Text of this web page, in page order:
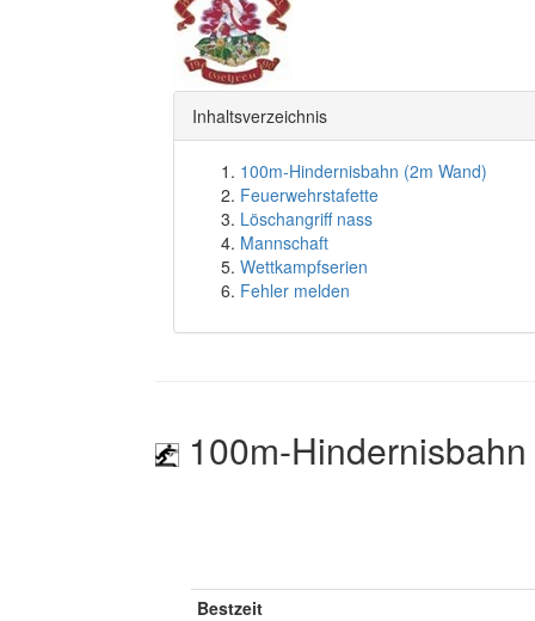
Inhaltsverzeichnis
100m-Hindernisbahn (2m Wand)
Feuerwehrstafette
Löschangriff nass
Mannschaft
Wettkampfserien
Fehler melden
100m-
Bestzeit